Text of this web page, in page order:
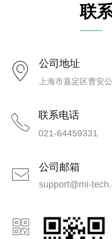
ꀷ 公司地址
上海市嘉定区曹安
ꂅ 联系电话
021-64459331
ꂘ 公司邮箱
support@mi-
ꀥ
联
——